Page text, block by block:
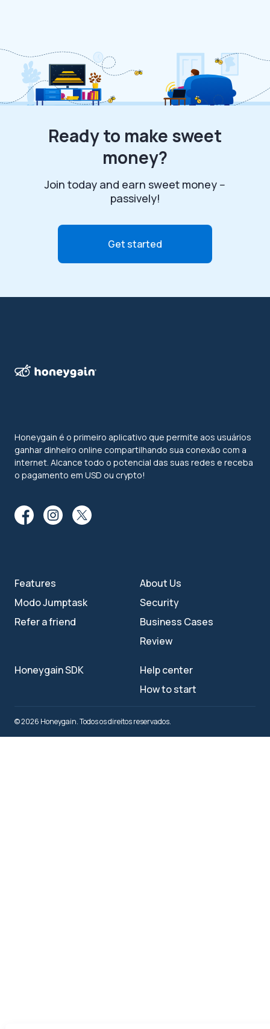
Ready to make sweet
money?
Join today and earn sweet money --
passively!
Get started
Honeygain é o primeiro aplicativo que permite aos usuários
ganhar dinheiro online compartilhando sua conexão com a
internet. Alcance todo o potencial das suas redes e receba
o pagamento em USD ou crypto!
Features
Modo Jumptask
Refer a friend
About Us
Security
Business Cases
Review
Honeygain SDK
Help center
How to start
© 2026 Honeygain. Todos os direitos reservados.